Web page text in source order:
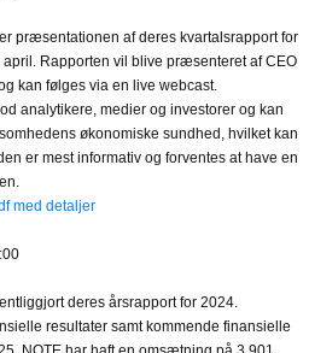
præsentationen af deres kvartalsrapport for
Rapporten vil blive præsenteret af CEO
kan følges via en live webcast.
analytikere, medier og investorer og kan
økonomiske sundhed, hvilket kan
er mest informativ og forventes at have en
med detaljer
deres årsrapport for 2024.
resultater samt kommende finansielle